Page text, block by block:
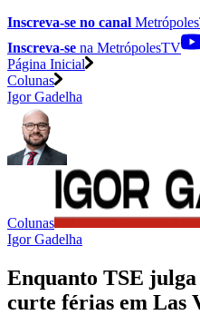
Inscreva-se no canal
Inscreva-se na MetrópolesTV
Página Inicial
Colunas
Igor Gadelha
Colunas
Igor Gadelha
Enquanto TSE
curte férias em Las